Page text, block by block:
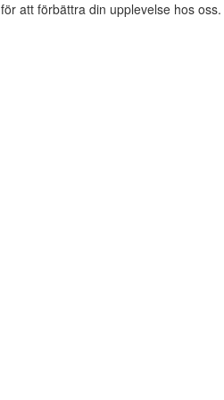
för att förbättra din upplevelse hos oss.